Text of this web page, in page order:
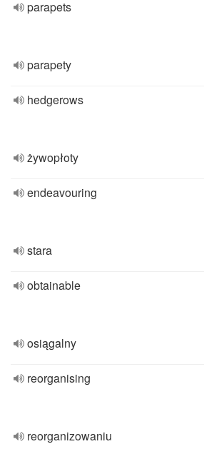
parapets
parapety
hedgerows
żywopłoty
endeavouring
stara
obtainable
osiągalny
reorganising
reorganizowaniu